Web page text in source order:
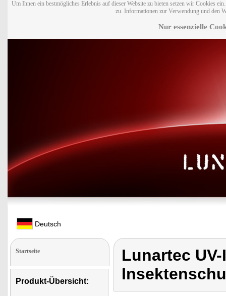
Um Ihnen ein bestmögliches Erlebnis auf dieser Website zu bieten setzen wir Cookies
zu. Informationen zur Verwendung und den
Nur essenzielle
Deutsch
Startseite
Produkt-Übersicht:
Lunartec